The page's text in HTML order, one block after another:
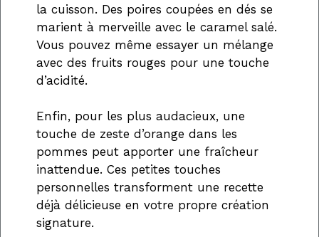
la cuisson. Des poires coupées en dés se
marient à merveille avec le caramel salé.
Vous pouvez même essayer un mélange
avec des fruits rouges pour une touche
d’acidité.
Enfin, pour les plus audacieux, une
touche de zeste d’orange dans les
pommes peut apporter une fraîcheur
inattendue. Ces petites touches
personnelles transforment une recette
déjà délicieuse en votre propre création
signature.